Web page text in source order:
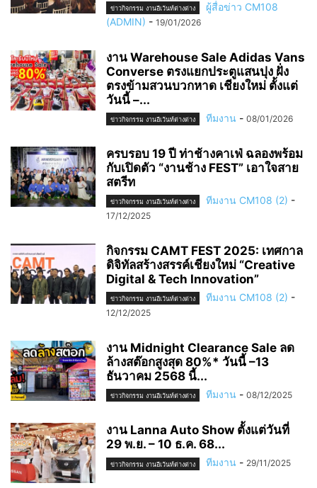
ข่าวกิจกรรม งานอีเว้นท์ต่างต่าง
ผู้สื่อข่าว CM108
(ADMIN) - 19/01/2026
งาน Warehouse Sale Adidas Vans
Converse ตรงแยกประตูแสนปุง ฝั่ง
ตรงข้ามสวนบวกหาด เชียงใหม่ ตั้งแต่
วันนี้ –...
ข่าวกิจกรรม งานอีเว้นท์ต่างต่าง ทีมงาน - 08/01/2026
ครบรอบ 19 ปี ท่าช้างคาเฟ่ ฉลองพร้อม
กับเปิดตัว “งานช้าง FEST” เอาใจสาย
สตรีท
ข่าวกิจกรรม งานอีเว้นท์ต่างต่าง ทีมงาน CM108 (2) -
17/12/2025
กิจกรรม CAMT FEST 2025: เทศกาล
ดิจิทัลสร้างสรรค์เชียงใหม่ “Creative
Digital & Tech Innovation”
ข่าวกิจกรรม งานอีเว้นท์ต่างต่าง ทีมงาน CM108 (2) -
12/12/2025
งาน Midnight Clearance Sale ลด
ล้างสต๊อกสูงสุด 80%* วันนี้ –13
ธันวาคม 2568 นี้...
ข่าวกิจกรรม งานอีเว้นท์ต่างต่าง ทีมงาน - 08/12/2025
งาน Lanna Auto Show ตั้งแต่วันที่
29 พ.ย. – 10 ธ.ค. 68...
ข่าวกิจกรรม งานอีเว้นท์ต่างต่าง ทีมงาน - 29/11/2025